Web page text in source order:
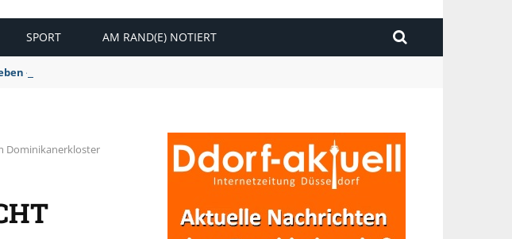
SPORT AM RAND(E) NOTIERT
– pempelfort music weekend“
Dominikanerkloster